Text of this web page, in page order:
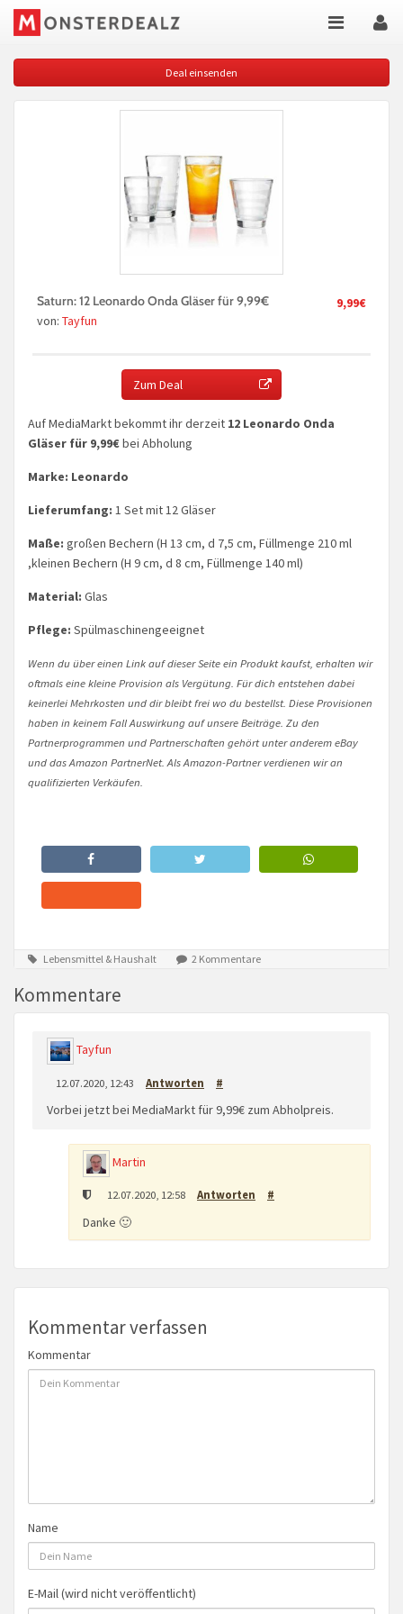
Deal einsenden
9,99€
Saturn: 12 Leonardo Onda Gläser für 9,99€
von: Tayfun
Zum Deal
Auf MediaMarkt bekommt ihr derzeit 12 Leonardo Onda
Gläser für 9,99€bei Abholung
Marke: Leonardo
Lieferumfang: 1 Set mit 12 Gläser
Maße: großen Bechern (H 13 cm, d 7,5 cm, Füllmenge 210 ml
,kleinen Bechern (H 9 cm, d 8 cm, Füllmenge 140 ml)
Material: Glas
Pflege: Spülmaschinengeeignet
Wenn du über einen Link auf dieser Seite ein Produkt kaufst, erhalten wir
oftmals eine kleine Provision als Vergütung. Für dich entstehen dabei
keinerlei Mehrkosten und dir bleibt frei wo du bestellst. Diese Provisionen
haben in keinem Fall Auswirkung auf unsere Beiträge. Zu den
Partnerprogrammen und Partnerschaften gehört unter anderem eBay
und das Amazon PartnerNet. Als Amazon-Partner verdienen wir an
qualifizierten Verkäufen.
Lebensmittel & Haushalt 2 Kommentare
Kommentare
Tayfun
12.07.2020, 12:43 Antworten #
Vorbei jetzt bei MediaMarkt für 9,99€ zum Abholpreis.
Martin
12.07.2020, 12:58 Antworten #
Danke 🙂
Kommentar verfassen
Kommentar
Name
E-Mail (wird nicht veröffentlicht)